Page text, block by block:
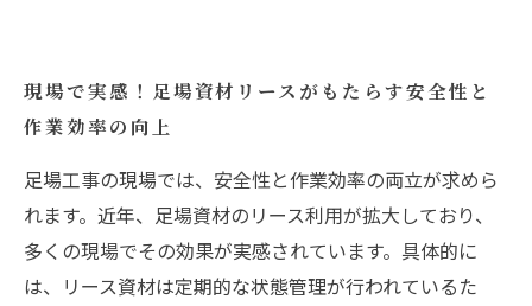
現場で実感！足場資材リースがもたらす安全性と
作業効率の向上
足場工事の現場では、安全性と作業効率の両立が求めら
れます。近年、足場資材のリース利用が拡大しており、
多くの現場でその効果が実感されています。具体的に
は、リース資材は定期的な状態管理が行われているた